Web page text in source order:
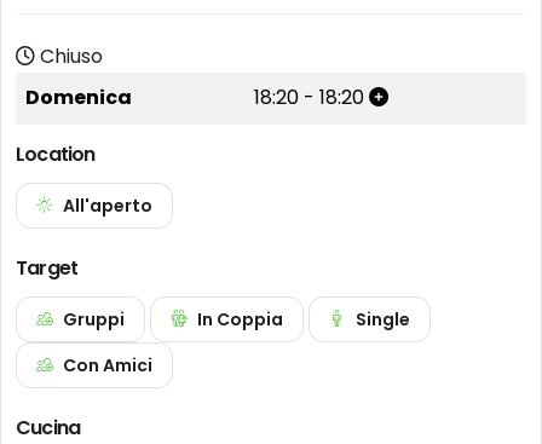
Chiuso
Domenica
18:20 - 18:20
Location
All'aperto
Target
Gruppi In Coppia
Single
Con Amici
Cucina